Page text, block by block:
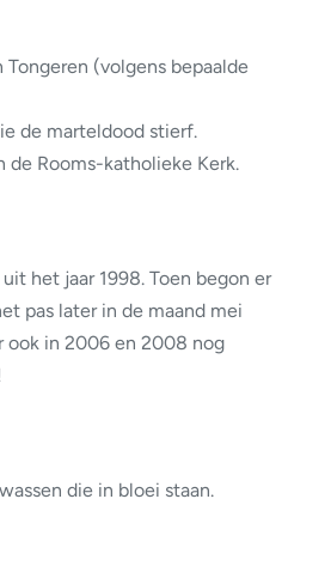
(volgens bepaalde
de marteldood stierf.
de Rooms-katholieke Kerk.
het jaar 1998. Toen begon er
pas later in de maand mei
ook in 2006 en 2008 nog
die in bloei staan.